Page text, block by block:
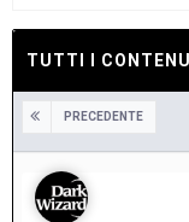
TUTTI I
PRECEDENTE